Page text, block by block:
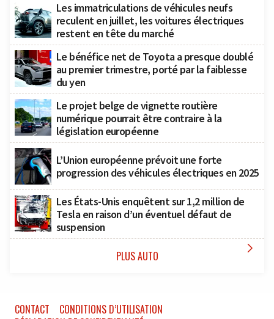
Les immatriculations de véhicules neufs
reculent en juillet, les voitures électriques
restent en tête du marché
Le bénéfice net de Toyota a presque doublé
au premier trimestre, porté par la faiblesse
du yen
Le projet belge de vignette routière
numérique pourrait être contraire à la
législation européenne
L’Union européenne prévoit une forte
progression des véhicules électriques en 2025
Les États-Unis enquêtent sur 1,2 million de
Tesla en raison d’un éventuel défaut de
suspension
PLUS AUTO 
CONTACT
CONDITIONS D’UTILISATION